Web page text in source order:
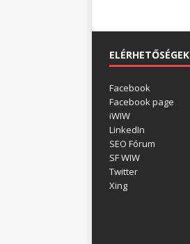
ELÉRHETŐSÉGEK
Facebook
Facebook page
iWIW
LinkedIn
SEO Fórum
SF WIW
Twitter
Xing